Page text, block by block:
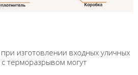
изготовлении входных уличных
терморазрывом могут